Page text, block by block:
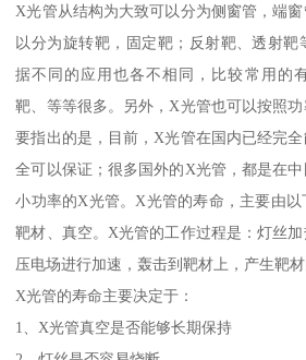
X光管从结构为大致可以分为侧窗管，端
以分为旋转靶，固定靶；反射靶、透射靶
据不同的应用也各不相同，比较常用的
靶、等等很多。另外，X光管也可以按照
要指出的是，目前，X光管在国内已经完
全可以保证；很多国外的X光管，都是在
小功率的X光管。X光管的寿命，主要由以
靶材、真空。X光管的工作过程是：灯丝
压电场进行加速，轰击到靶材上，产生靶
X光管的寿命主要决定于：
1、X光管真空是否能够长期保持